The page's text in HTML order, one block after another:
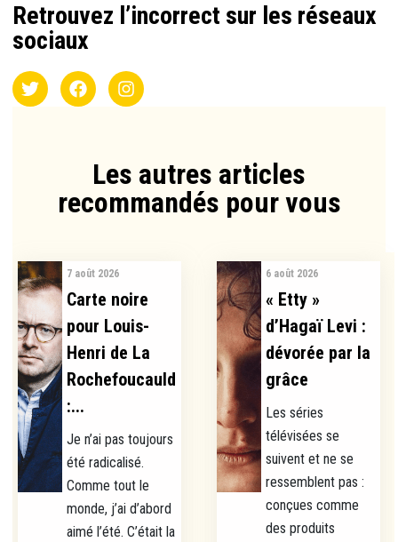
Retrouvez l’incorrect sur les réseaux
sociaux
Les autres articles
recommandés pour vous​
7 août 2026
Carte noire
pour Louis-
Henri de La
Rochefoucauld
:...
Je n’ai pas toujours
été radicalisé.
Comme tout le
monde, j’ai d’abord
aimé l’été. C’était la
6 août 2026
« Etty »
d’Hagaï Levi :
dévorée par la
grâce
Les séries
télévisées se
suivent et ne se
ressemblent pas :
conçues comme
des produits